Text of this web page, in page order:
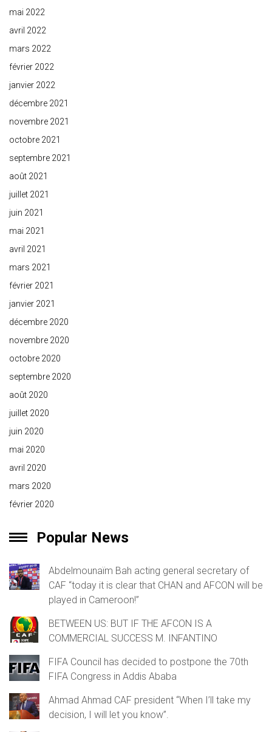
mai 2022
avril 2022
mars 2022
février 2022
janvier 2022
décembre 2021
novembre 2021
octobre 2021
septembre 2021
août 2021
juillet 2021
juin 2021
mai 2021
avril 2021
mars 2021
février 2021
janvier 2021
décembre 2020
novembre 2020
octobre 2020
septembre 2020
août 2020
juillet 2020
juin 2020
mai 2020
avril 2020
mars 2020
février 2020
Popular News
Abdelmounaïm Bah acting general secretary of
CAF “today it is clear that CHAN and AFCON will be
played in Cameroon!”
BETWEEN US: BUT IF THE AFCON IS A
COMMERCIAL SUCCESS M. INFANTINO
FIFA Council has decided to postpone the 70th
FIFA Congress in Addis Ababa
Ahmad Ahmad CAF president “When I’ll take my
decision, I will let you know”.